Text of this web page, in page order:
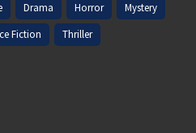
Drama Horror
Mystery
Fiction
Thriller